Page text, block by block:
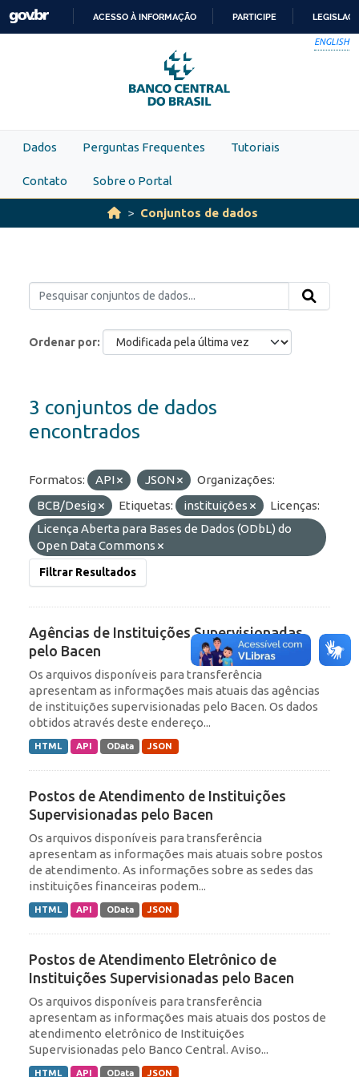
Skip to main content
PARA
O
CONTEÚDO
ACESSO À INFORMAÇÃO PARTICIPE
ENGLISH
Dados Perguntas Frequentes Tutoriais
Contato Sobre o Portal
Conjuntos de dados
Ordenar por
3 conjuntos de dados
encontrados
Formatos: API JSON
Organizações:
BCB/Desig
Etiquetas: instituições
Licenças:
Licença Aberta para Bases de Dados (ODbL) do
Open Data Commons
Filtrar Resultados
Agências de Instituições Supervisionadas
pelo Bacen
Os arquivos disponíveis para transferência
apresentam as informações mais atuais das agências
de instituições supervisionadas pelo Bacen. Os dados
obtidos através deste endereço...
HTML API OData JSON
Postos de Atendimento de Instituições
Supervisionadas pelo Bacen
Os arquivos disponíveis para transferência
apresentam as informações mais atuais sobre postos
de atendimento. As informações sobre as sedes das
instituições financeiras podem...
HTML API OData JSON
Postos de Atendimento Eletrônico de
Instituições Supervisionadas pelo Bacen
Os arquivos disponíveis para transferência
apresentam as informações mais atuais dos postos de
atendimento eletrônico de Instituições
Supervisionadas pelo Banco Central. Aviso...
HTML API OData JSON